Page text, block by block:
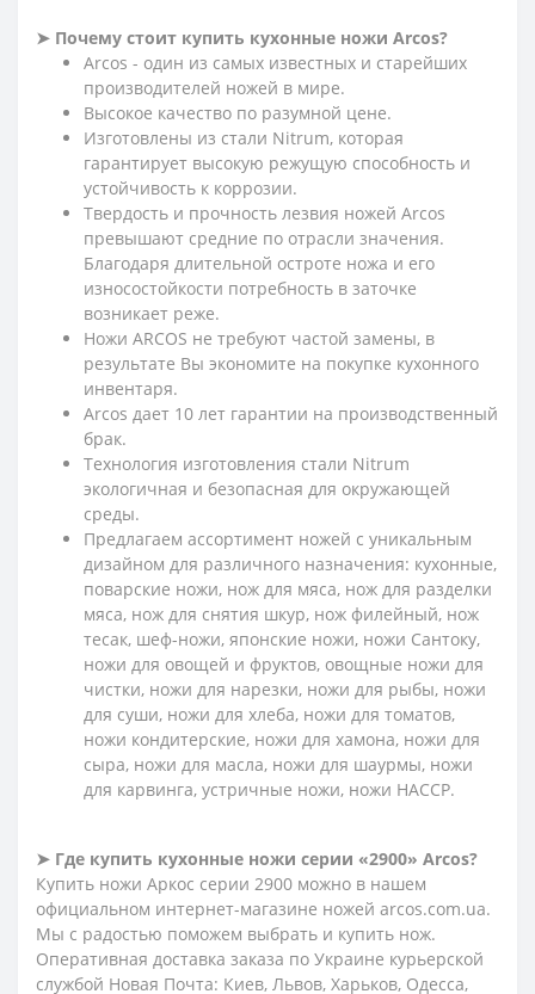
➤ Почему стоит купить кухонные ножи Arcos?
Arcos - один из самых известных и старейших
производителей ножей в мире.
Высокое качество по разумной цене.
Изготовлены из стали Nitrum, которая
гарантирует высокую режущую способность и
устойчивость к коррозии.
Твердость и прочность лезвия ножей Arcos
превышают средние по отрасли значения.
Благодаря длительной остроте ножа и его
износостойкости потребность в заточке
возникает реже.
Ножи ARCOS не требуют частой замены, в
результате Вы экономите на покупке кухонного
инвентаря.
Arcos дает 10 лет гарантии на производственный
брак.
Технология изготовления стали Nitrum
экологичная и безопасная для окружающей
среды.
Предлагаем ассортимент ножей с уникальным
дизайном для различного назначения: кухонные,
поварские ножи, нож для мяса, нож для разделки
мяса, нож для снятия шкур, нож филейный, нож
тесак, шеф-ножи, японские ножи, ножи Сантоку,
ножи для овощей и фруктов, овощные ножи для
чистки, ножи для нарезки, ножи для рыбы, ножи
для суши, ножи для хлеба, ножи для томатов,
ножи кондитерские, ножи для хамона, ножи для
сыра, ножи для масла, ножи для шаурмы, ножи
для карвинга, устричные ножи, ножи HACCP.
➤ Где купить кухонные ножи серии «2900» Arcos?
Купить ножи Аркос серии 2900 можно в нашем
официальном интернет-магазине ножей arcos.com.ua.
Мы с радостью поможем выбрать и купить нож.
Оперативная доставка заказа по Украине курьерской
службой Новая Почта: Киев, Львов, Харьков, Одесса,